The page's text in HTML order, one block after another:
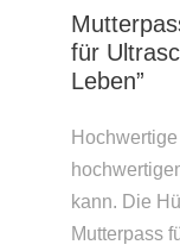
für
Leben”
kann. Die
Mutterpass